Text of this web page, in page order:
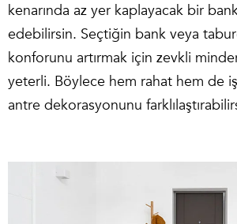
kenarında az yer kaplayacak bir
edebilirsin. Seçtiğin bank veya
konforunu artırmak için zevkli
yeterli. Böylece hem rahat hem de
antre dekorasyonunu